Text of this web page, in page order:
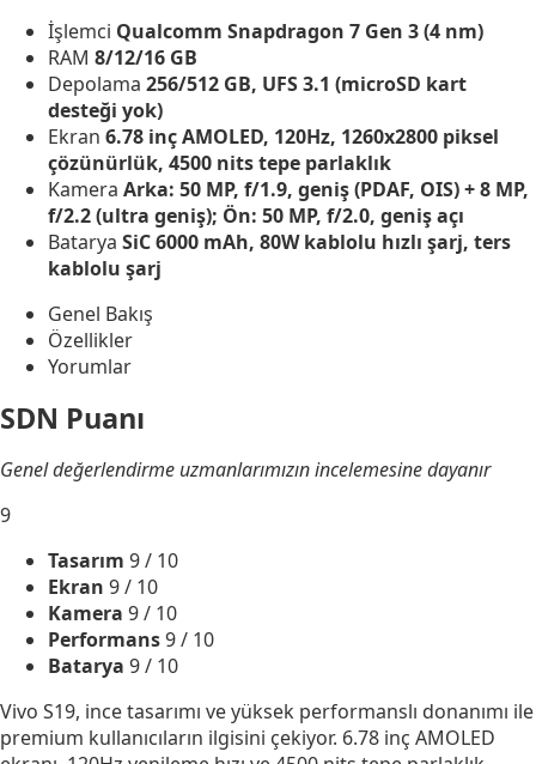
İşlemci Qualcomm Snapdragon 7 Gen 3 (4 nm)
RAM 8/12/16 GB
Depolama 256/512 GB, UFS 3.1 (microSD kart
desteği yok)
Ekran 6.78 inç AMOLED, 120Hz, 1260x2800 piksel
çözünürlük, 4500 nits tepe parlaklık
Kamera Arka: 50 MP, f/1.9, geniş (PDAF, OIS) + 8 MP,
f/2.2 (ultra geniş); Ön: 50 MP, f/2.0, geniş açı
Batarya SiC 6000 mAh, 80W kablolu hızlı şarj, ters
kablolu şarj
Genel Bakış
Özellikler
Yorumlar
SDN Puanı
Genel değerlendirme uzmanlarımızın incelemesine dayanır
9
Tasarım 9/ 10
Ekran 9/ 10
Kamera 9/ 10
Performans9/ 10
Batarya 9/ 10
Vivo S19, ince tasarımı ve yüksek performanslı donanımı ile
premium kullanıcıların ilgisini çekiyor. 6.78 inç AMOLED